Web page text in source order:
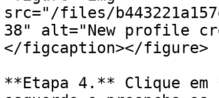
src="/files/
38" alt="New profile
</figcaption></figure>
**Etapa 4.** Clique em